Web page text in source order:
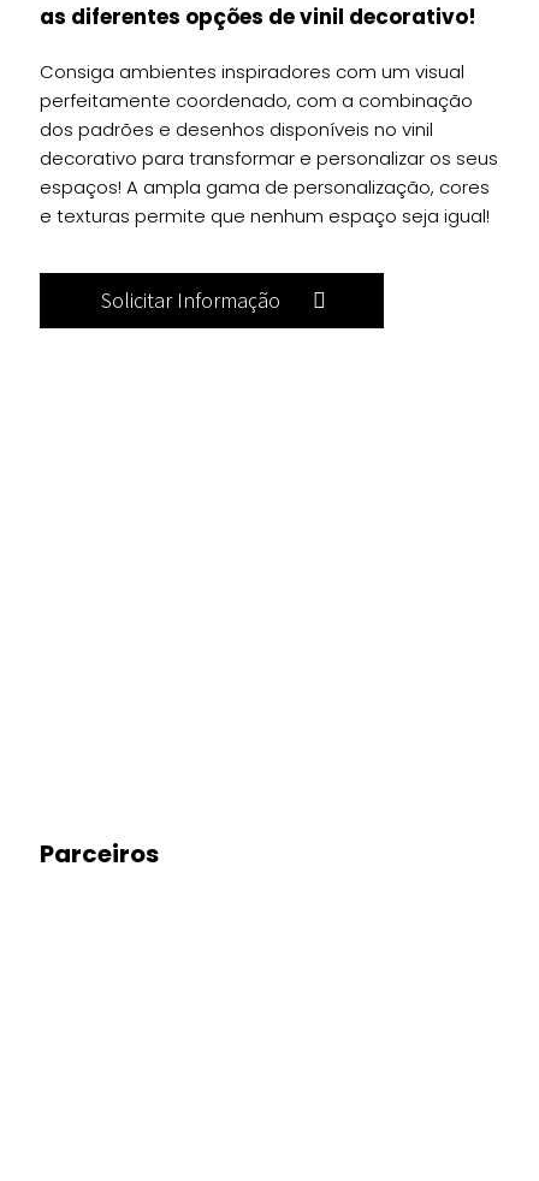
as diferentes opções de vinil decorativo!
Consiga ambientes inspiradores com um visual
perfeitamente coordenado, com a combinação
dos padrões e desenhos disponíveis no vinil
decorativo para transformar e personalizar os seus
espaços! A ampla gama de personalização, cores
e texturas permite que nenhum espaço seja igual!
Solicitar Informação
Parceiros